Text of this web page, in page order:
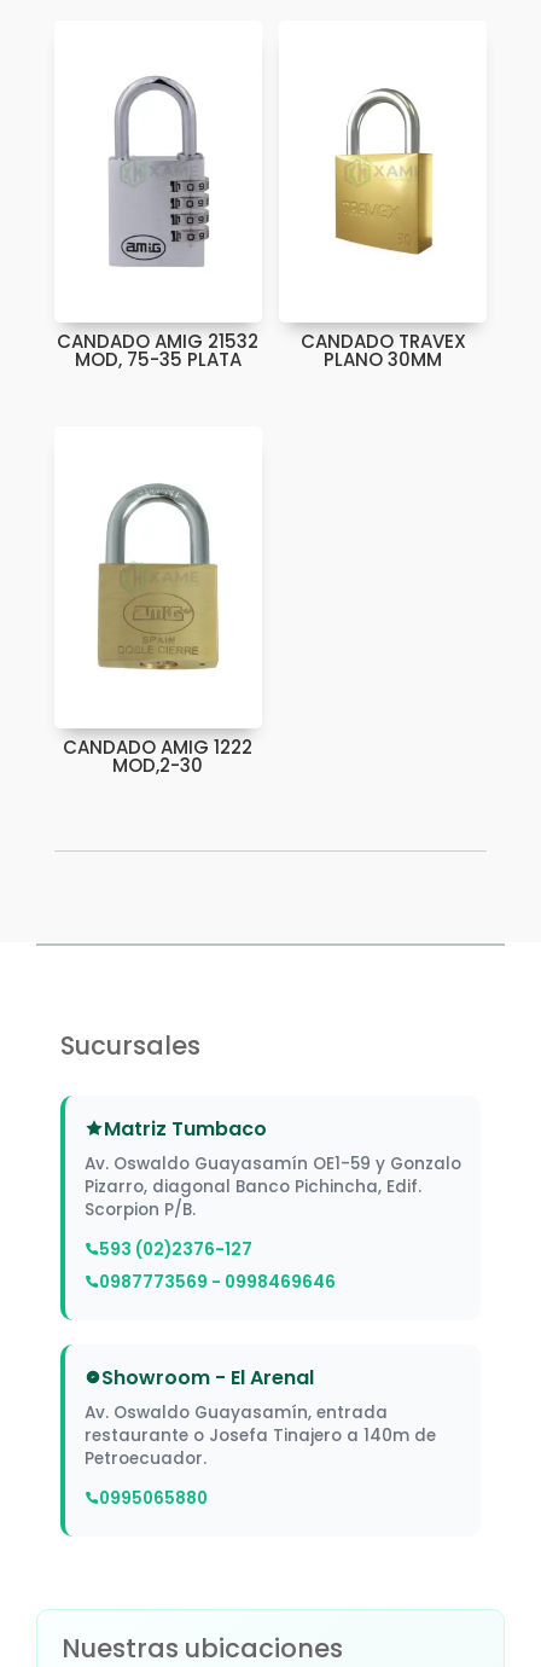
CANDADO AMIG 21532
MOD, 75-35 PLATA
CANDADO TRAVEX
PLANO 30MM
CANDADO AMIG 1222
MOD,2-30
Sucursales
Matriz Tumbaco
Av. Oswaldo Guayasamín OE1-59 y Gonzalo
Pizarro, diagonal Banco Pichincha, Edif.
Scorpion P/B.
593 (02)2376-127
0987773569 - 0998469646
Showroom - El Arenal
Av. Oswaldo Guayasamín, entrada
restaurante o Josefa Tinajero a 140m de
Petroecuador.
0995065880
Nuestras ubicaciones